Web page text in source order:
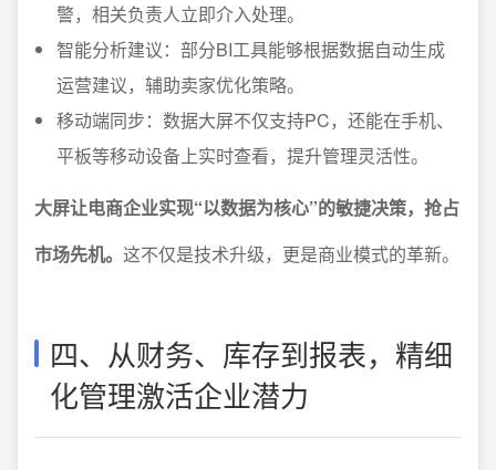
警，相关负责人立即介入处理。
智能分析建议：部分BI工具能够根据数据自动生成
运营建议，辅助卖家优化策略。
移动端同步：数据大屏不仅支持PC，还能在手机、
平板等移动设备上实时查看，提升管理灵活性。
大屏让电商企业实现“以数据为核心”的敏捷决策，抢占
市场先机。 这不仅是技术升级，更是商业模式的革新。
四、从财务、库存到报表，精细
化管理激活企业潜力